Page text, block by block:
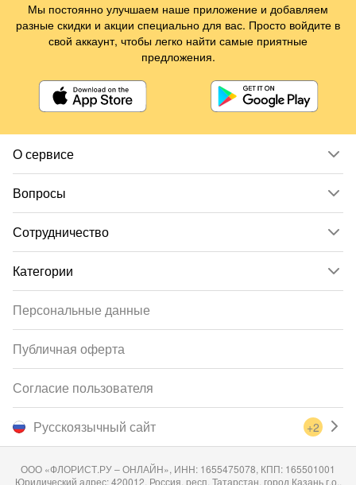
О сервисе
Вопросы
Сотрудничество
Категории
Русскоязычный сайт +2
Персональные данные
Публичная оферта
Согласие пользователя
ООО «ФЛОРИСТ.РУ – ОНЛАЙН», ИНН: 1655475078, КПП: 165501001
Юридический адрес: 420012, Россия, респ. Татарстан, город Казань г.о.,
Мы постоянно улучшаем наше приложение и добавляем
разные скидки и акции специально для вас. Просто войдите в
свой аккаунт, чтобы легко найти самые приятные
предложения.